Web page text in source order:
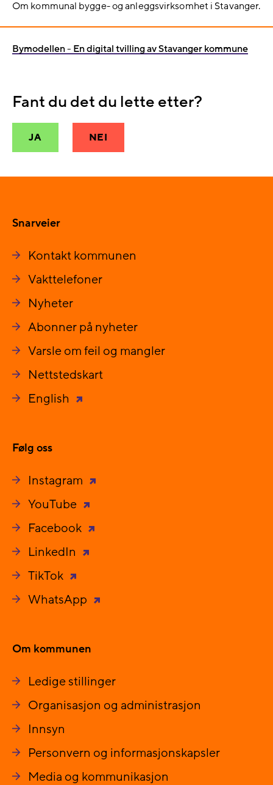
Om kommunal bygge- og anleggsvirksomhet i Stavanger.
Bymodellen - En digital tvilling av Stavanger kommune
Fant du det du lette etter?
JA NEI
Snarveier
Kontakt kommunen
Vakttelefoner
Nyheter
Abonner på nyheter
Varsle om feil og mangler
Nettstedskart
English
Følg oss
Instagram
YouTube
Facebook
LinkedIn
TikTok
WhatsApp
Om kommunen
Ledige stillinger
Organisasjon og administrasjon
Innsyn
Personvern og informasjonskapsler
Media og kommunikasjon